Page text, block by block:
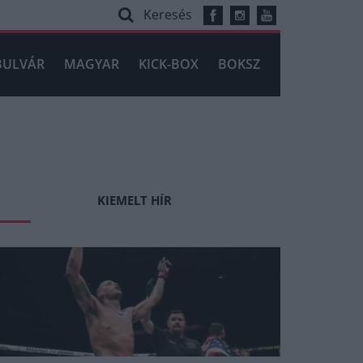
Keresés
MAGYAR KICK-BOX BOKSZ
KIEMELT HÍR